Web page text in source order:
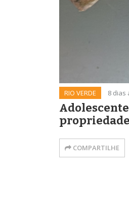
RIO VERDE 8 dias
propriedade
COMPARTILHE